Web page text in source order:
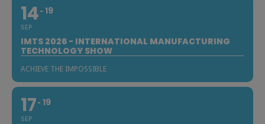
14
SEP
19
IMTS 2026 - INTERNATIONAL MANUFACTURING
TECHNOLOGY SHOW
ACHIEVE THE IMPOSSIBLE
17
SEP
19